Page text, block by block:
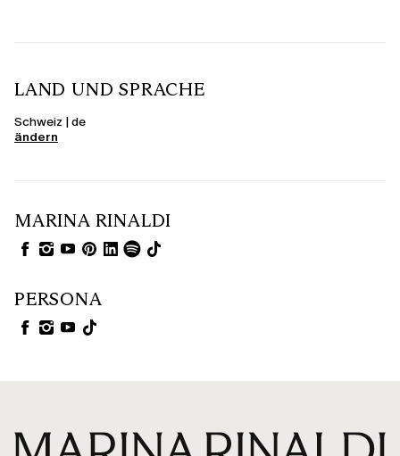
LAND UND SPRACHE
Schweiz | de
ändern
MARINA RINALDI
PERSONA